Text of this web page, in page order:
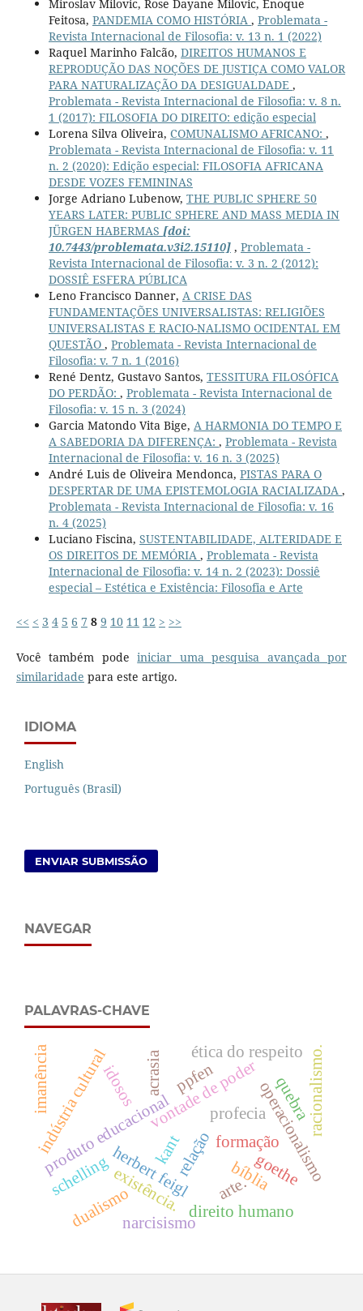
Miroslav Milovic, Rose Dayane Milovic, Enoque
Feitosa, PANDEMIA COMO HISTÓRIA , Problemata -
Revista Internacional de Filosofia: v. 13 n. 1 (2022)
Raquel Marinho Falcão, DIREITOS HUMANOS E
REPRODUÇÃO DAS NOÇÕES DE JUSTIÇA COMO VALOR
PARA NATURALIZAÇÃO DA DESIGUALDADE ,
Problemata - Revista Internacional de Filosofia: v. 8 n.
1 (2017): FILOSOFIA DO DIREITO: edição especial
Lorena Silva Oliveira, COMUNALISMO AFRICANO: ,
Problemata - Revista Internacional de Filosofia: v. 11
n. 2 (2020): Edição especial: FILOSOFIA AFRICANA
DESDE VOZES FEMININAS
Jorge Adriano Lubenow, THE PUBLIC SPHERE 50
YEARS LATER: PUBLIC SPHERE AND MASS MEDIA IN
JÜRGEN HABERMAS [doi:
10.7443/problemata.v3i2.15110], Problemata -
Revista Internacional de Filosofia: v. 3 n. 2 (2012):
DOSSIÊ ESFERA PÚBLICA
Leno Francisco Danner, A CRISE DAS
FUNDAMENTAÇÕES UNIVERSALISTAS: RELIGIÕES
UNIVERSALISTAS E RACIO-NALISMO OCIDENTAL EM
QUESTÃO , Problemata - Revista Internacional de
Filosofia: v. 7 n. 1 (2016)
René Dentz, Gustavo Santos, TESSITURA FILOSÓFICA
DO PERDÃO: , Problemata - Revista Internacional de
Filosofia: v. 15 n. 3 (2024)
Garcia Matondo Vita Bige, A HARMONIA DO TEMPO E
A SABEDORIA DA DIFERENÇA: , Problemata - Revista
Internacional de Filosofia: v. 16 n. 3 (2025)
André Luis de Oliveira Mendonca, PISTAS PARA O
DESPERTAR DE UMA EPISTEMOLOGIA RACIALIZADA ,
Problemata - Revista Internacional de Filosofia: v. 16
n. 4 (2025)
Luciano Fiscina, SUSTENTABILIDADE, ALTERIDADE E
OS DIREITOS DE MEMÓRIA , Problemata - Revista
Internacional de Filosofia: v. 14 n. 2 (2023): Dossiê
especial – Estética e Existência: Filosofia e Arte
<< < 3 4 5 6 7 8 9 10 11 12 > >>
Você também podeiniciar uma pesquisa avançada por
similaridade para este artigo.
IDIOMA
English
Português (Brasil)
ENVIAR SUBMISSÃO
NAVEGAR
PALAVRAS-CHAVE
kant
herbert feigl bíblia
profecia
produto educacionalrelação
vontade de poder
acrasia
formação
indústria cultural operacionalismo
idosos
arte.
schelling
racionalismo.
existência. direito humano
goethe
ética do respeito
dualismo
imanência
narcisismo
quebra
ppfen